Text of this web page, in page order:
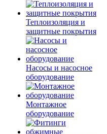
Теплоизоляция и
защитные покрытия
Насосы и насосное
оборудование
Монтажное
оборудование